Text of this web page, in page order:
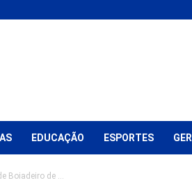
EDUCAÇÃO ESPORTES
Boiadeiro de ...